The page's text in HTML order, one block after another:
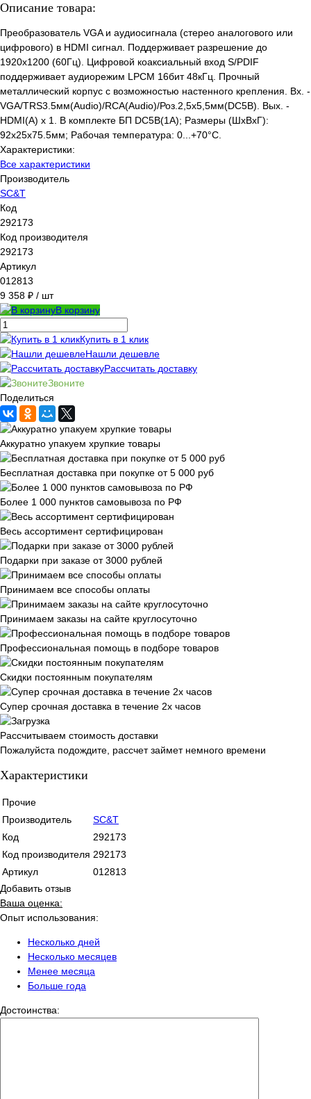
Описание товара:
Преобразователь VGA и аудиосигнала (стерео аналогового или
цифрового) в HDMI сигнал. Поддерживает разрешение до
1920x1200 (60Гц). Цифровой коаксиальный вход S/PDIF
поддерживает аудиорежим LPCM 16бит 48кГц. Прочный
металлический корпус с возможностью настенного крепления. Вх. -
VGA/TRS3.5мм(Audio)/RCA(Audio)/Роз.2,5х5,5мм(DC5В). Вых. -
HDMI(A) х 1. В комплекте БП DC5В(1А); Размеры (ШxВxГ):
92x25x75.5мм; Рабочая температура: 0...+70°C.
Характеристики:
Все характеристики
Производитель
SC&T
Код
292173
Код производителя
292173
Артикул
012813
9 358 ₽ / шт
В корзину
Купить в 1 клик
Нашли дешевле
Рассчитать доставку
Звоните
Поделиться
Аккуратно упакуем хрупкие товары
Бесплатная доставка при покупке от 5 000 руб
Более 1 000 пунктов самовывоза по РФ
Весь ассортимент сертифицирован
Подарки при заказе от 3000 рублей
Принимаем все способы оплаты
Принимаем заказы на сайте круглосуточно
Профессиональная помощь в подборе товаров
Скидки постоянным покупателям
Супер срочная доставка в течение 2х часов
Рассчитываем стоимость доставки
Пожалуйста подождите, рассчет займет немного времени
Характеристики
Прочие
Производитель
SC&T
Код
292173
Код производителя 292173
Артикул
012813
Добавить отзыв
Ваша оценка:
Опыт использования:
Несколько дней
Несколько месяцев
Менее месяца
Больше года
Достоинства: